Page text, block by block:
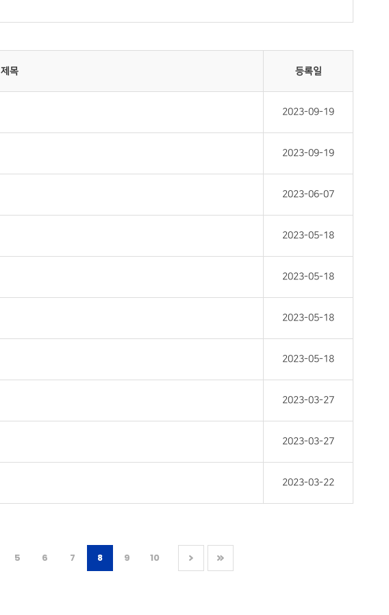
제목 등록일
2023-09-19
2023-09-19
2023-06-07
2023-05-18
2023-05-18
2023-05-18
2023-05-18
2023-03-27
2023-03-27
2023-03-22
5 6 7 8 9 10